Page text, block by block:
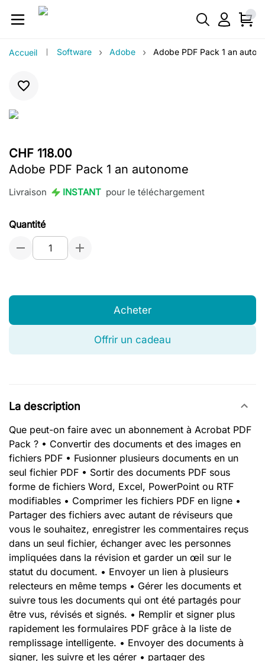
Accueil Software › Adobe › Adobe PDF Pack 1 an
CHF 118.00
Adobe PDF Pack 1 an autonome
Livraison INSTANT pour le téléchargement
Quantité
Acheter
Offrir un cadeau
La description
Que peut-on faire avec un abonnement à Acrobat PDF
Pack ? • Convertir des documents et des images en
fichiers PDF • Fusionner plusieurs documents en un
seul fichier PDF • Sortir des documents PDF sous
forme de fichiers Word, Excel, PowerPoint ou RTF
modifiables • Comprimer les fichiers PDF en ligne •
Partager des fichiers avec autant de réviseurs que
vous le souhaitez, enregistrer les commentaires reçus
dans un seul fichier, échanger avec les personnes
impliquées dans la révision et garder un œil sur le
statut du document. • Envoyer un lien à plusieurs
relecteurs en même temps • Gérer les documents et
suivre tous les documents qui ont été partagés pour
être vus, révisés et signés. • Remplir et signer plus
rapidement les formulaires PDF grâce à la liste de
remplissage intelligente. • Envoyer des documents à
signer, les suivre et les gérer • partager des